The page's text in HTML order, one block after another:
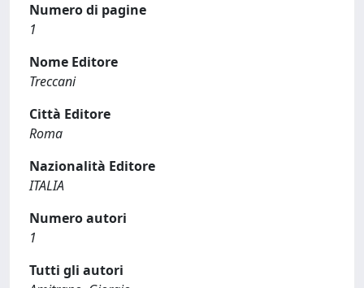
Numero di pagine
1
Nome Editore
Treccani
Città Editore
Roma
Nazionalità Editore
ITALIA
Numero autori
1
Tutti gli autori